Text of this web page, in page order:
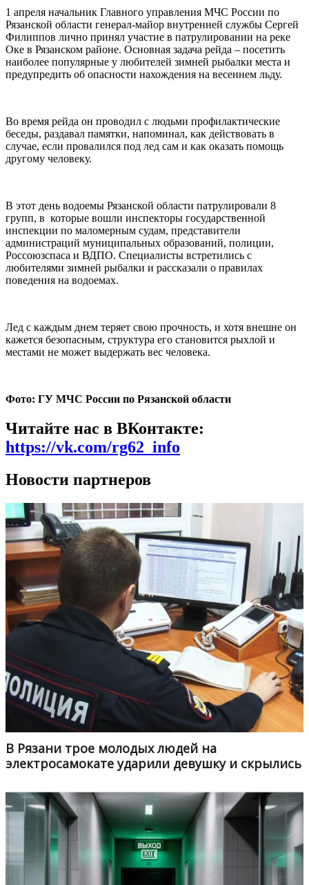
1 апреля начальник Главного управления МЧС России по
Рязанской области генерал-майор внутренней службы Сергей
Филиппов лично принял участие в патрулировании на реке
Оке в Рязанском районе. Основная задача рейда – посетить
наиболее популярные у любителей зимней рыбалки места и
предупредить об опасности нахождения на весеннем льду.
Во время рейда он проводил с людьми профилактические
беседы, раздавал памятки, напоминал, как действовать в
случае, если провалился под лед сам и как оказать помощь
другому человеку.
В этот день водоемы Рязанской области патрулировали 8
групп, в которые вошли инспекторы государственной
инспекции по маломерным судам, представители
администраций муниципальных образований, полиции,
Россоюзспаса и ВДПО. Специалисты встретились с
любителями зимней рыбалки и рассказали о правилах
поведения на водоемах.
Лед с каждым днем теряет свою прочность, и хотя внешне он
кажется безопасным, структура его становится рыхлой и
местами не может выдержать вес человека.
Фото: ГУ МЧС России по Рязанской области
Читайте нас в ВКонтакте:
https://vk.com/rg62_info
Новости партнеров
В Рязани трое молодых людей на
электросамокате ударили девушку и скрылись